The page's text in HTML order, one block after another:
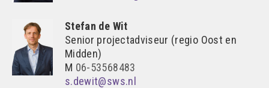
Stefan de Wit
Senior projectadviseur (regio Oost en
Midden)
M 06-53568483
s.dewit@sws.nl